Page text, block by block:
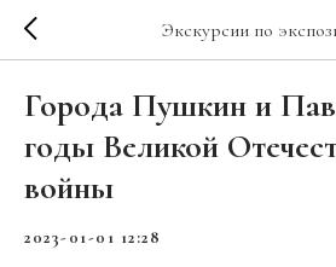
Экскурсии по
Города Пушкин и
годы Великой
войны
2023-01-01 12:28